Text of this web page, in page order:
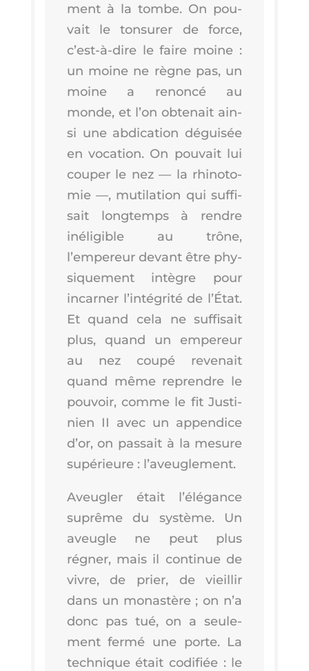
ment à la tombe. On pou­
vait le ton­su­rer de force,
c’est-à-dire le faire moine :
un moine ne règne pas, un
moine a renon­cé au
monde, et l’on obte­nait ain­
si une abdi­ca­tion dégui­sée
en voca­tion. On pou­vait lui
cou­per le nez — la rhi­no­to­
mie —, muti­la­tion qui suf­fi­
sait long­temps à rendre
inéli­gible au trône,
l’empereur devant être phy­
si­que­ment intègre pour
incar­ner l’in­té­gri­té de l’É­tat.
Et quand cela ne suf­fi­sait
plus, quand un empe­reur
au nez cou­pé reve­nait
quand même reprendre le
pou­voir, comme le fit Jus­ti­
nien II avec un appen­dice
d’or, on pas­sait à la mesure
supé­rieure : l’aveuglement.
Aveu­gler était l’é­lé­gance
suprême du sys­tème. Un
aveugle ne peut plus
régner, mais il conti­nue de
vivre, de prier, de vieillir
dans un monas­tère ; on n’a
donc pas tué, on a seule­
ment fer­mé une porte. La
tech­nique était codi­fiée : le